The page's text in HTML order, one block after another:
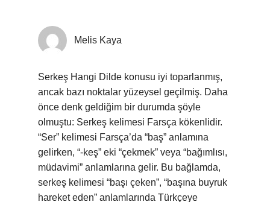
Melis Kaya
Serkeş Hangi Dilde konusu iyi toparlanmış,
ancak bazı noktalar yüzeysel geçilmiş. Daha
önce denk geldiğim bir durumda şöyle
olmuştu: Serkeş kelimesi Farsça kökenlidir.
“Ser” kelimesi Farsça’da “baş” anlamına
gelirken, “-keş” eki “çekmek” veya “bağımlısı,
müdavimi” anlamlarına gelir. Bu bağlamda,
serkeş kelimesi “başı çeken”, “başına buyruk
hareket eden” anlamlarında Türkçeye